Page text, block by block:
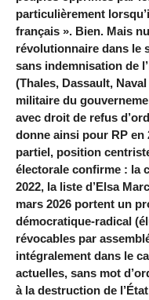
particulièrement
français ». Bien. Mais
révolutionnaire dans le
sans indemnisation de
(Thales, Dassault,
militaire du
avec droit de refus
donne ainsi pour RP
partiel, position
électorale confirme : la
2022, la liste d’Elsa
mars 2026 portent un
démocratique-radical
révocables par
intégralement dans le
actuelles, sans mot
à la destruction de